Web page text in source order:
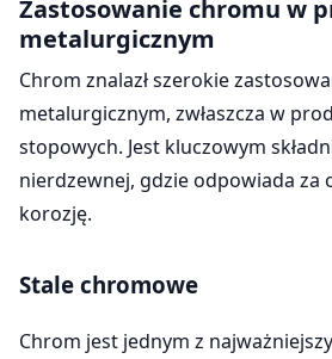
Zastosowanie chromu w
metalurgicznym
Chrom znalazł szerokie
metalurgicznym, zwłaszcza w
stopowych. Jest kluczowym
nierdzewnej, gdzie odpowiada za
korozję.
Stale chromowe
Chrom jest jednym z